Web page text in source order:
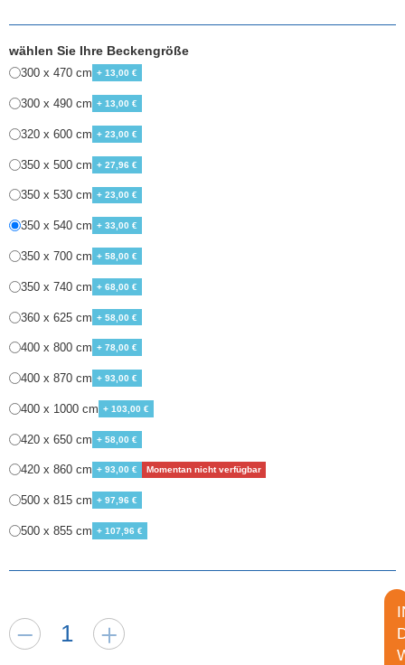
wählen Sie Ihre Beckengröße
300 x 470 cm + 13,00 €
300 x 490 cm + 13,00 €
320 x 600 cm + 23,00 €
350 x 500 cm + 27,96 €
350 x 530 cm + 23,00 €
350 x 540 cm + 33,00 €
350 x 700 cm + 58,00 €
350 x 740 cm + 68,00 €
360 x 625 cm + 58,00 €
400 x 800 cm + 78,00 €
400 x 870 cm + 93,00 €
400 x 1000 cm + 103,00 €
420 x 650 cm + 58,00 €
420 x 860 cm + 93,00 € Momentan nicht verfügbar
500 x 815 cm + 97,96 €
500 x 855 cm + 107,96 €